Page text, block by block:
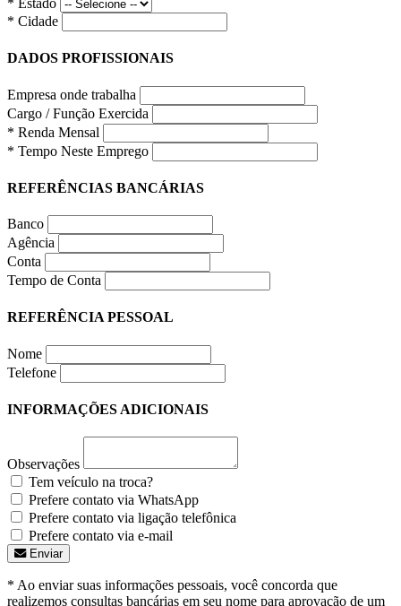
* Estado
* Cidade
DADOS PROFISSIONAIS
Empresa onde trabalha
Cargo / Função Exercida
* Renda Mensal
* Tempo Neste Emprego
REFERÊNCIAS BANCÁRIAS
Banco
Agência
Conta
Tempo de Conta
REFERÊNCIA PESSOAL
Nome
Telefone
INFORMAÇÕES ADICIONAIS
Observações
Tem veículo na troca?
Prefere contato via WhatsApp
Prefere contato via ligação telefônica
Prefere contato via e-mail
Enviar
* Ao enviar suas informações pessoais, você concorda que
realizemos consultas bancárias em seu nome para aprovação de um